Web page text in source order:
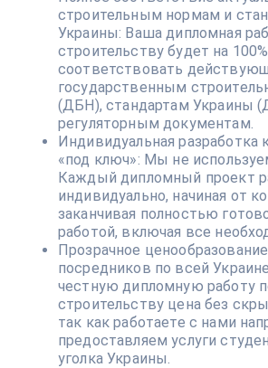
строительным нормам и
Украины: Ваша дипломная
строительству будет на 100%
соответствовать
государственным
(ДБН), стандартам Украины
регуляторным документам.
Индивидуальная разработка
«под ключ»: Мы не
Каждый дипломный проект
индивидуально, начиная от
заканчивая полностью
работой, включая все
Прозрачное
посредников по всей
честную дипломную работу
строительству цена без
так как работаете с нами
предоставляем услуги
уголка Украины.